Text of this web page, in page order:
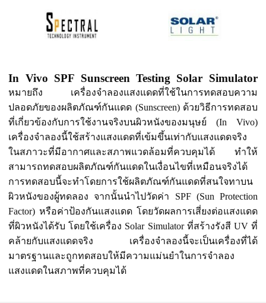
In Vivo SPF Sunscreen Testing Solar Simulator
หมายถึง เครื่องจำลองแสงแดดที่ใช้ในการทดสอบความ
ปลอดภัยของผลิตภัณฑ์กันแดด (Sunscreen) ด้วยวิธีการทดสอบ
ที่เกี่ยวข้องกับการใช้งานจริงบนผิวหนังของมนุษย์ (In Vivo)
เครื่องจำลองนี้ใช้สร้างแสงแดดที่เข้มขึ้นเท่ากับแสงแดดจริง
ในสภาวะที่มีอากาศและสภาพแวดล้อมที่ควบคุมได้ ทำให้
สามารถทดสอบผลิตภัณฑ์กันแดดในเงื่อนไขที่เหมือนจริงได้
การทดสอบนี้จะทำโดยการใช้ผลิตภัณฑ์กันแดดที่สนใจทาบน
ผิวหนังของผู้ทดลอง จากนั้นนำไปวัดค่า SPF (Sun Protection
Factor) หรือค่าป้องกันแสงแดด โดยวัดผลการเสี่ยงต่อแสงแดด
ที่ผิวหนังได้รับ โดยใช้เครื่อง Solar Simulator ที่สร้างรังสี UV ที่
คล้ายกับแสงแดดจริง เครื่องจำลองนี้จะเป็นเครื่องที่ได้
มาตรฐานและถูกทดสอบให้มีความแม่นยำในการจำลอง
แสงแดดในสภาพที่ควบคุมได้